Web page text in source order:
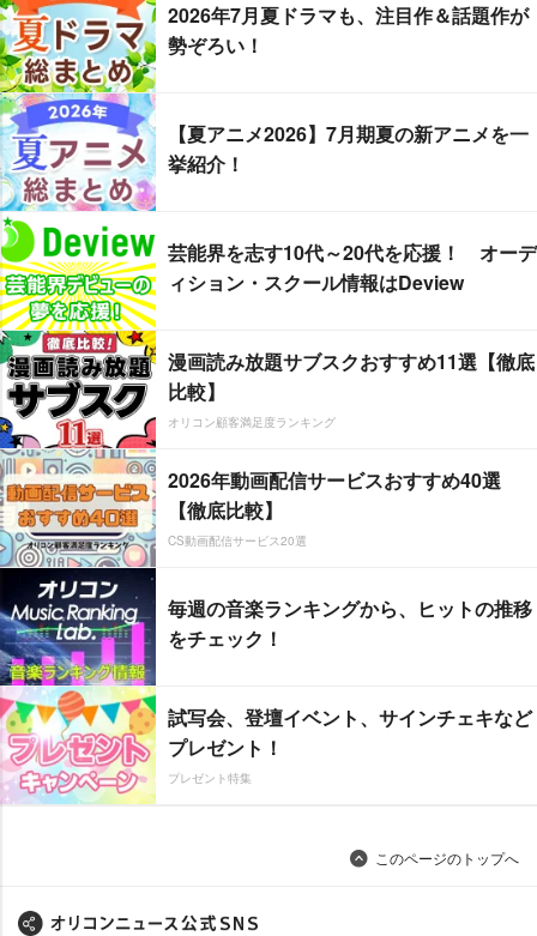
2026年7月夏ドラマも、注目作＆話題作が
勢ぞろい！
【夏アニメ2026】7月期夏の新アニメを一
挙紹介！
芸能界を志す10代～20代を応援！ オーデ
ィション・スクール情報はDeview
漫画読み放題サブスクおすすめ11選【徹底
比較】
オリコン顧客満足度ランキング
2026年動画配信サービスおすすめ40選
【徹底比較】
CS動画配信サービス20選
毎週の音楽ランキングから、ヒットの推移
をチェック！
試写会、登壇イベント、サインチェキなど
プレゼント！
プレゼント特集
このページのトップへ